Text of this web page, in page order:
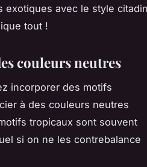
exotiques avec le style citadin
tout !
couleurs neutres
incorporer des motifs
à des couleurs neutres
tropicaux sont souvent
si on ne les contrebalance